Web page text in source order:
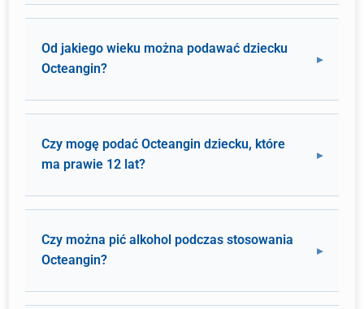
Od jakiego wieku można podawać dziecku
Octeangin?
Czy mogę podać Octeangin dziecku, które
ma prawie 12 lat?
Czy można pić alkohol podczas stosowania
Octeangin?